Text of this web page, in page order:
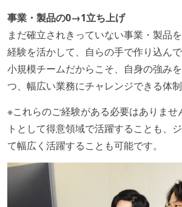
事業・製品の0→1立ち上げ
まだ確立されきっていない事業・製品
経験を活かして、自らの手で作り込ん
小規模チームだからこそ、自身の強み
つ、幅広い業務にチャレンジできる体制
※これらのご経験がある必要はありませ
トとして得意領域で活躍することも、
て幅広く活躍することも可能です。